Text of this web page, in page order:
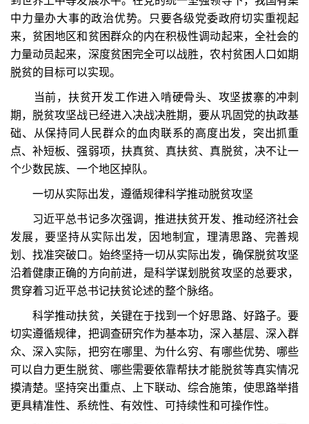
中力量办大事的政治优势。只要各级党委政府切实重视起
来，贫困地区和贫困群众的内在积极性调动起来，全社会的
力量动员起来，深度贫困完全可以战胜，农村贫困人口如期
脱贫的目标可以实现。
当前，扶贫开发工作进入啃硬骨头、攻坚拔寨的冲刺
期，脱贫攻坚战已经进入决战决胜期，要从巩固党的执政基
础、从保持同人民群众的血肉联系的高度出发，突出抓重
点、补短板、强弱项，扶真贫、真扶贫、真脱贫，决不让一
个少数民族、一个地区掉队。
一切从实际出发，遵循规律科学推动脱贫攻坚
习近平总书记多次强调，推进扶贫开发、推动经济社会
发展，要坚持从实际出发，因地制宜，理清思路、完善规
划、找准突破口。始终坚持一切从实际出发，确保脱贫攻坚
沿着健康正确的方向前进，是科学谋划脱贫攻坚的总要求，
贯穿着习近平总书记扶贫论述的整个脉络。
科学推动扶贫，关键在于找到一个好思路、好路子。要
切实遵循规律，把调查研究作为基本功，深入基层、深入群
众、深入实际，把穷在哪里、为什么穷、有哪些优势、哪些
可以自力更生脱贫、哪些需要依靠帮扶才能脱贫等真实情况
摸清楚。坚持突出重点、上下联动、综合施策，使思路举措
更具精准性、系统性、有效性、可持续性和可操作性。